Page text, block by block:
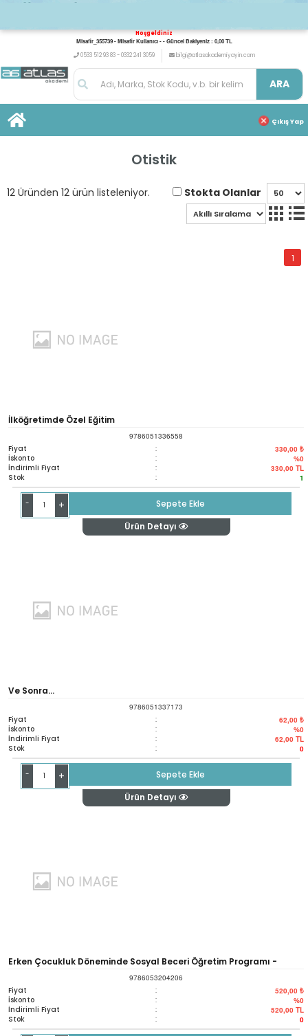
Hoşgeldiniz
Misafir_355739 - Misafir Kullanıcı - - Güncel Bakiyeniz : 0,00 TL
0533 512 93 83 - 0332 241 3059
bilgi@atlasakademiyayin.com
ARA
Çıkış Yap
Otistik
12 Üründen 12 ürün listeleniyor. Stokta Olanlar
1
İlköğretimde Özel Eğitim
9786051336558
Fiyat : 330,00 ₺
İskonto : %0
İndirimli Fiyat : 330,00 TL
Stok : 1
- +
Sepete Ekle
Ürün Detayı
Ve Sonra...
9786051337173
Fiyat : 62,00 ₺
İskonto : %0
İndirimli Fiyat : 62,00 TL
Stok : 0
- +
Sepete Ekle
Ürün Detayı
Erken Çocukluk Döneminde Sosyal Beceri Öğretim Programı -
Sosyal Beceri Öğretimi Öncesi Rehberi - Skıllstreamıng In Early
Chıldhood - A Guide For Teaching Prosocial Skills
9786053204206
Fiyat : 520,00 ₺
İskonto : %0
İndirimli Fiyat : 520,00 TL
Stok : 0